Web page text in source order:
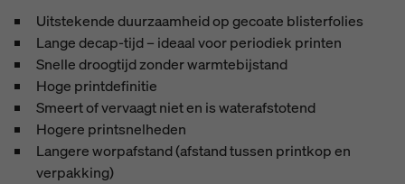
Uitstekende duurzaamheid op gecoate blisterfolies
Lange decap-tijd – ideaal voor periodiek printen
Snelle droogtijd zonder warmtebijstand
Hoge printdefinitie
Smeert of vervaagt niet en is waterafstotend
Hogere printsnelheden
Langere worpafstand (afstand tussen printkop en
verpakking)